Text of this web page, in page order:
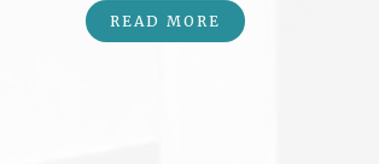
READ MORE